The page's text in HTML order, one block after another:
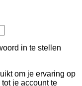
in te stellen
om je ervaring op
je account te